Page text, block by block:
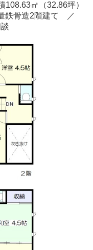
108.63㎡（32.86坪）
骨造2階建て
／